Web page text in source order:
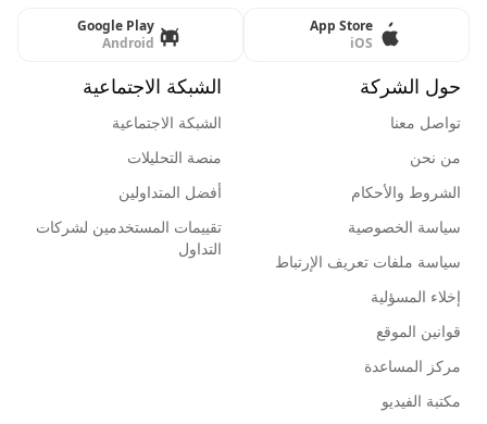
App Store
iOS
Google Play
Android
حول الشركة
تواصل معنا
من نحن
الشروط والأحكام
سياسة الخصوصية
سياسة ملفات تعريف الإرتباط
إخلاء المسؤلية
قوانين الموقع
مركز المساعدة
مكتبة الفيديو
الشبكة الاجتماعية
الشبكة الاجتماعية
منصة التحليلات
أفضل المتداولين
تقييمات المستخدمين لشركات
التداول